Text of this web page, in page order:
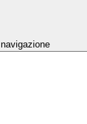
navigazione